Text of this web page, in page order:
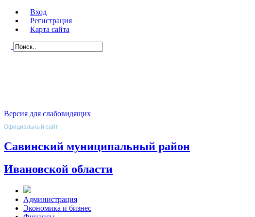
Вход
Регистрация
Карта сайта
Версия для слабовидящих
Официальный сайт
Савинский муниципальный район
Ивановской области
Администрация
Экономика и бизнес